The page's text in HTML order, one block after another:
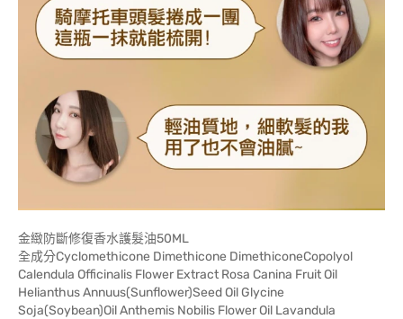
金緻防斷修復香水護髮油50ML
全成分Cyclomethicone Dimethicone DimethiconeCopolyol
Calendula Officinalis Flower Extract Rosa Canina Fruit Oil
Helianthus Annuus(Sunflower)Seed Oil Glycine
Soja(Soybean)Oil Anthemis Nobilis Flower Oil Lavandula